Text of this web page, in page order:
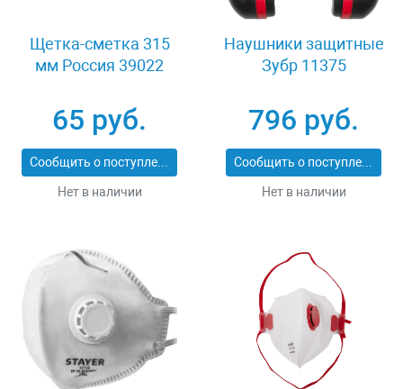
Щетка-сметка 315
мм Россия 39022
65 руб.
Сообщить о поступлении
Нет в наличии
Наушники защитные
Зубр 11375
796 руб.
Сообщить о поступлении
Нет в наличии